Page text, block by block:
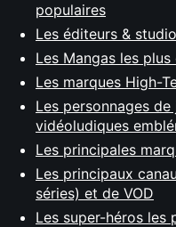
populaires
Les éditeurs &
Les Mangas les plus
Les marques High-
Les personnages
vidéoludiques
Les principales
Les principaux
séries) et de VOD
Les super-héros les